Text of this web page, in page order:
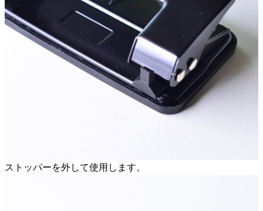
ストッパーを外して使用します。